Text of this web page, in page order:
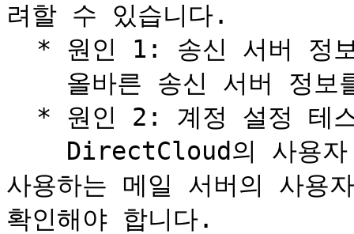
려할 수 있습니다.
사용하는 메일 서버의 사용
확인해야 합니다.